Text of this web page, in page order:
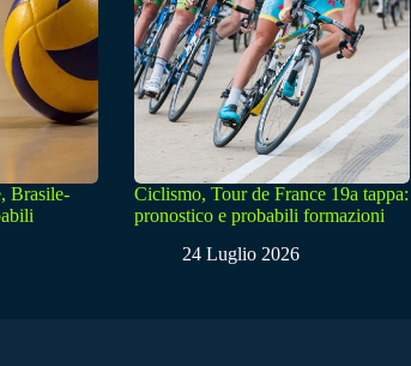
Brasile-
Ciclismo, Tour de France 19a tappa:
pronostico e probabili formazioni
24 Luglio 2026